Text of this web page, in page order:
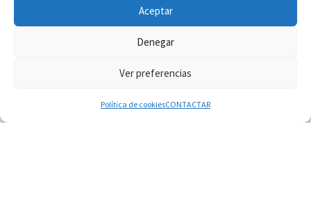
Aceptar
Denegar
Ver preferencias
Política de cookiesCONTACTAR
Diaconado permanente– Todos los derechos reservados
WP